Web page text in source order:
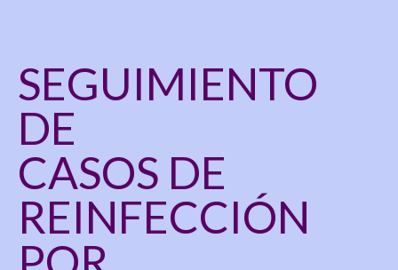
SEGUIMIENTO
DE
CASOS DE
REINFECCIÓN